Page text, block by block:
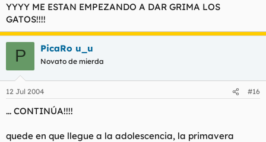
YYYY ME ESTAN EMPEZANDO A DAR GRIMA LOS
GATOS!!!!
P PicaRo u_u
Novato de mierda
12 Jul 2004 #16
... CONTINÚA!!!!
quede en que llegue a la adolescencia, la primavera